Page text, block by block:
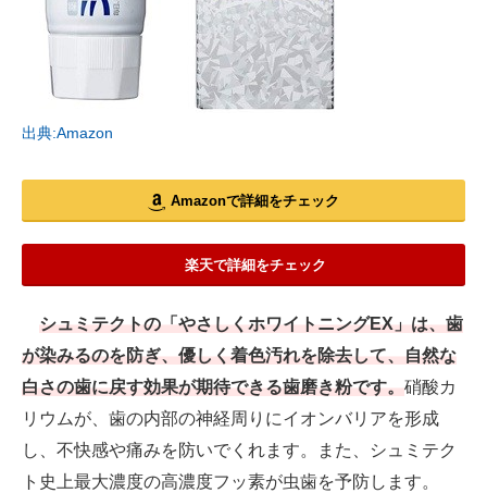
出典:Amazon
Amazonで詳細をチェック
楽天で詳細をチェック
シュミテクトの「やさしくホワイトニングEX」は、歯
が染みるのを防ぎ、優しく着色汚れを除去して、自然な
白さの歯に戻す効果が期待できる歯磨き粉です。硝酸カ
リウムが、歯の内部の神経周りにイオンバリアを形成
し、不快感や痛みを防いでくれます。また、シュミテク
ト史上最大濃度の高濃度フッ素が虫歯を予防します。